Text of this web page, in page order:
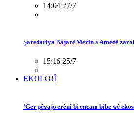
14:04 27/7
Şaredariya Bajarê Mezin a Amedê
15:16 25/7
EKOLOJÎ
‘Ger pêvajo erênî bi encam bibe wê